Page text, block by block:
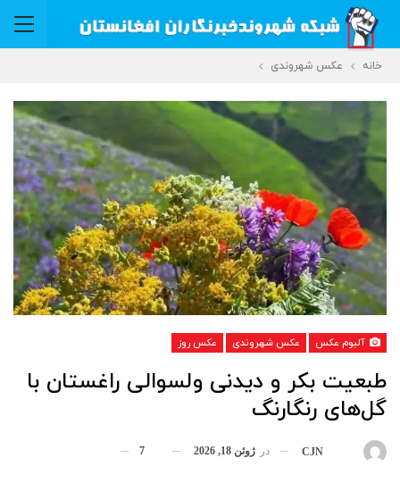
خانه عکس شهروندی
آلبوم عکس عکس شهروندی عکس روز
طبعیت بکر و دیدنی ولسوالی راغستان با
گل‌های رنگارنگ
CJN در ژوئن 18, 2026 7